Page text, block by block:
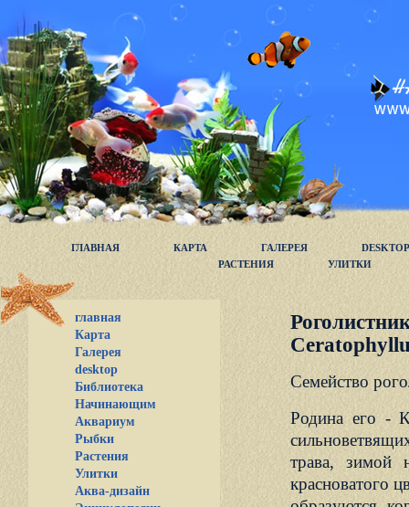
ГЛАВНАЯ КАРТА ГАЛЕРЕЯ
DESKTOP
РАСТЕНИЯ
УЛИТКИ
главная
Карта
Галерея
desktop
Библиотека
Начинающим
Аквариум
Рыбки
Растения
Улитки
Аква-дизайн
Семейство
Родина его -
трава, зимой
красноватого